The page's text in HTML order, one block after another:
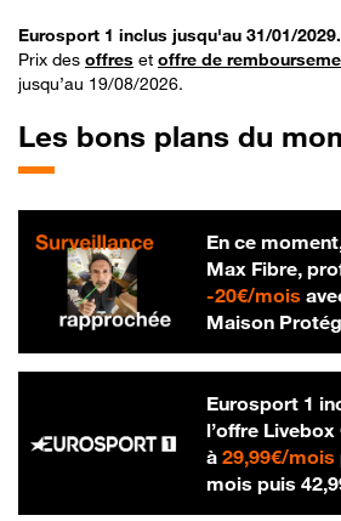
Eurosport 1 inclus jusqu'au 31/01/2029.
Prix des offres et offre de
jusqu’au 19/08/2026.
Les bons plans du
En ce
Max Fibre,
-20€/mois20
Maison
Eurosport 1
l’offre
à 29,99€/mois
mois puis